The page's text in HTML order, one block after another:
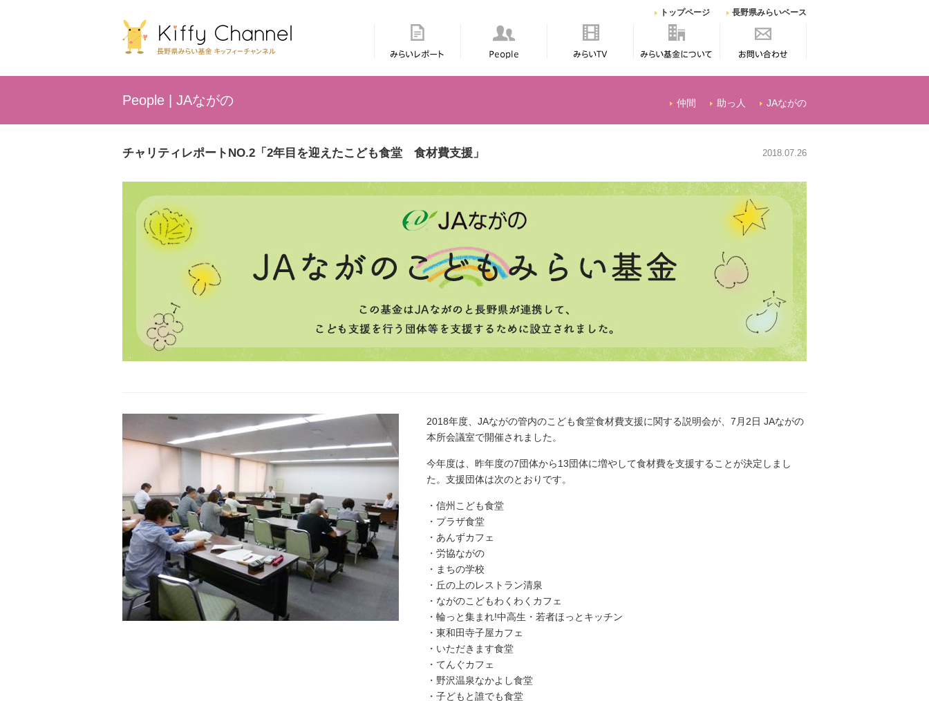
トップページ 長野県みらいベース
People | JAながの 仲間 助っ人 JAながの
チャリティレポートNO.2「2年目を迎えたこども食堂 食材費支援」 2018.07.26
2018年度、JAながの管内のこども食堂食材費支援に関する説明会が、7月2日 JAながの
本所会議室で開催されました。
今年度は、昨年度の7団体から13団体に増やして食材費を支援することが決定しまし
た。支援団体は次のとおりです。
・信州こども食堂
・プラザ食堂
・あんずカフェ
・労協ながの
・まちの学校
・丘の上のレストラン清泉
・ながのこどもわくわくカフェ
・輪っと集まれ!中高生・若者ほっとキッチン
・東和田寺子屋カフェ
・いただきます食堂
・てんぐカフェ
・野沢温泉なかよし食堂
・子どもと誰でも食堂